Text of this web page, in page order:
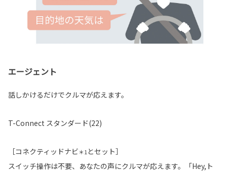
エージェント
話しかけるだけでクルマが応えます。
T-Connect スタンダード(22)
［コネクティッドナビ＊1とセット］
スイッチ操作は不要、あなたの声にクルマが応えます。「Hey,ト